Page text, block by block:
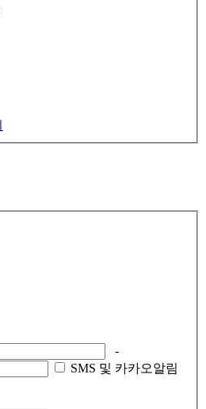
-
SMS 및 카카오알림